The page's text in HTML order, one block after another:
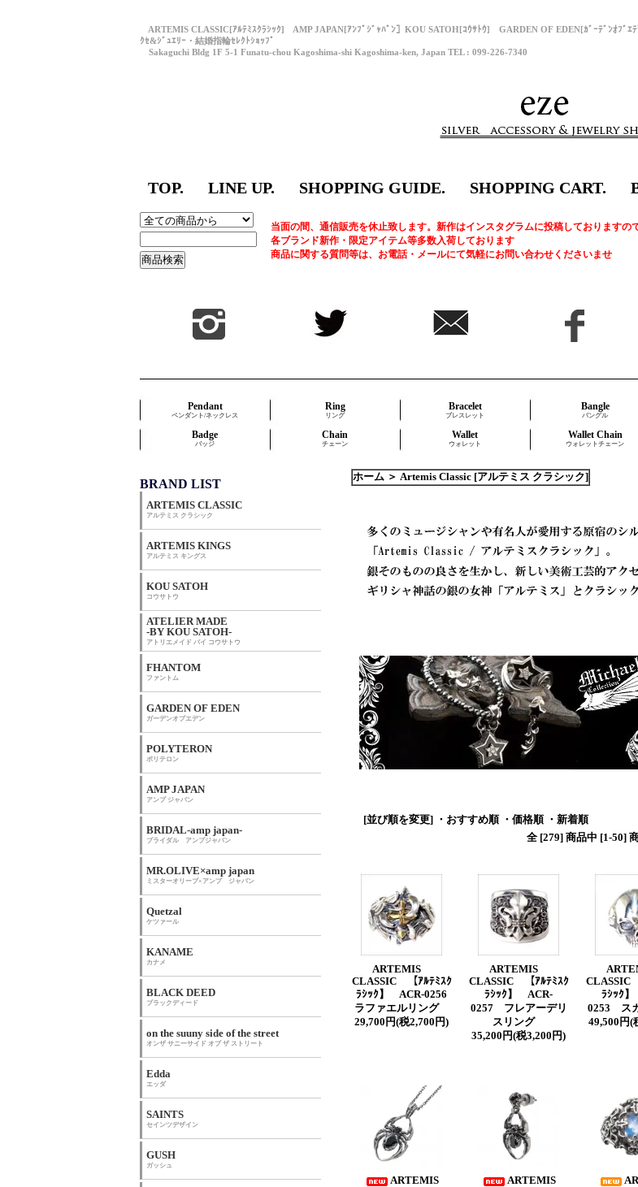
ARTEMIS CLASSIC[ｱﾙﾃﾐｽｸﾗｼｯｸ] AMP JAPAN[ｱﾝﾌﾟｼﾞｬﾊﾟﾝ］KOU SATOH[ｺｳｻﾄｳ] GARDEN OF EDEN[ｶﾞｰﾃﾞﾝｵﾌﾞ
ｸｾ&ｼﾞｭｴﾘｰ・結婚指輪ｾﾚｸﾄｼｮｯﾌﾟ
Sakaguchi Bldg 1F 5-1 Funatu-chou Kagoshima-shi Kagoshima-ken, Japan TEL : 099-226-7340
TOP. LINE UP. SHOPPING GUIDE. SHOPPING CART.
当面の間、通信販売を休止致します。新作はインスタグラムに投稿しておりますの
各ブランド新作・限定アイテム等多数入荷しております
商品に関する質問等は、お電話・メールにて気軽にお問い合わせくださいませ
Pendant
ペンダント/ネックレス
Ring
リング
Bracelet
ブレスレット
Bangle
バングル
Badge
バッジ
Chain
チェーン
Wallet
ウォレット
Wallet Chain
ウォレットチェーン
ホーム ＞ Artemis Classic [アルテミス クラシック]
[並び順を変更] ・おすすめ順 ・価格順 ・新着順
全 [279] 商品中 [1-50]
ARTEMIS
CLASSIC 【ｱﾙﾃﾐｽｸ
ﾗｼｯｸ】 ACR-0256
ラファエルリング
29,700円(税2,700円)
ARTEMIS
CLASSIC 【ｱﾙﾃﾐｽｸ
ﾗｼｯｸ】 ACR-
0257 フレアーデリ
スリング
35,200円(税3,200円)
CLASSIC
ﾗｼｯｸ
0253 ス
49,500円(
ARTEMIS
ARTEMIS
BRAND LIST
ARTEMIS CLASSIC
アルテミス クラシック
ARTEMIS KINGS
アルテミス キングス
KOU SATOH
コウサトウ
ATELIER MADE
-BY KOU SATOH-
アトリエメイド バイ コウサトウ
FHANTOM
ファントム
GARDEN OF EDEN
ガーデンオブエデン
POLYTERON
ポリテロン
AMP JAPAN
アンプ ジャパン
BRIDAL-amp japan-
ブライダル アンプジャパン
MR.OLIVE×amp japan
ミスターオリーブ×アンプ ジャパン
Quetzal
ケツァール
KANAME
カナメ
BLACK DEED
ブラックディード
on the suuny side of the street
オンザ サニーサイド オブ ザ ストリート
Edda
エッダ
SAINTS
セインツデザイン
GUSH
ガッシュ